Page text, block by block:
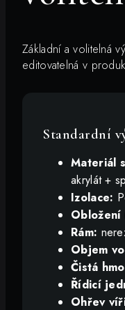
Základní a volitelná
editovatelná v
Standardní
Materiál
akrylát +
Izolace:
Obložení
Rám:
Objem
Čistá
Řídicí
Ohřev